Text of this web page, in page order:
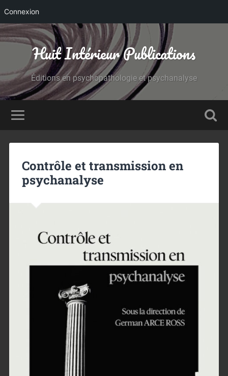
Connexion
Huit Intérieur Publications
Éditions en psychopathologie et psychanalyse
Contrôle et transmission en
psychanalyse